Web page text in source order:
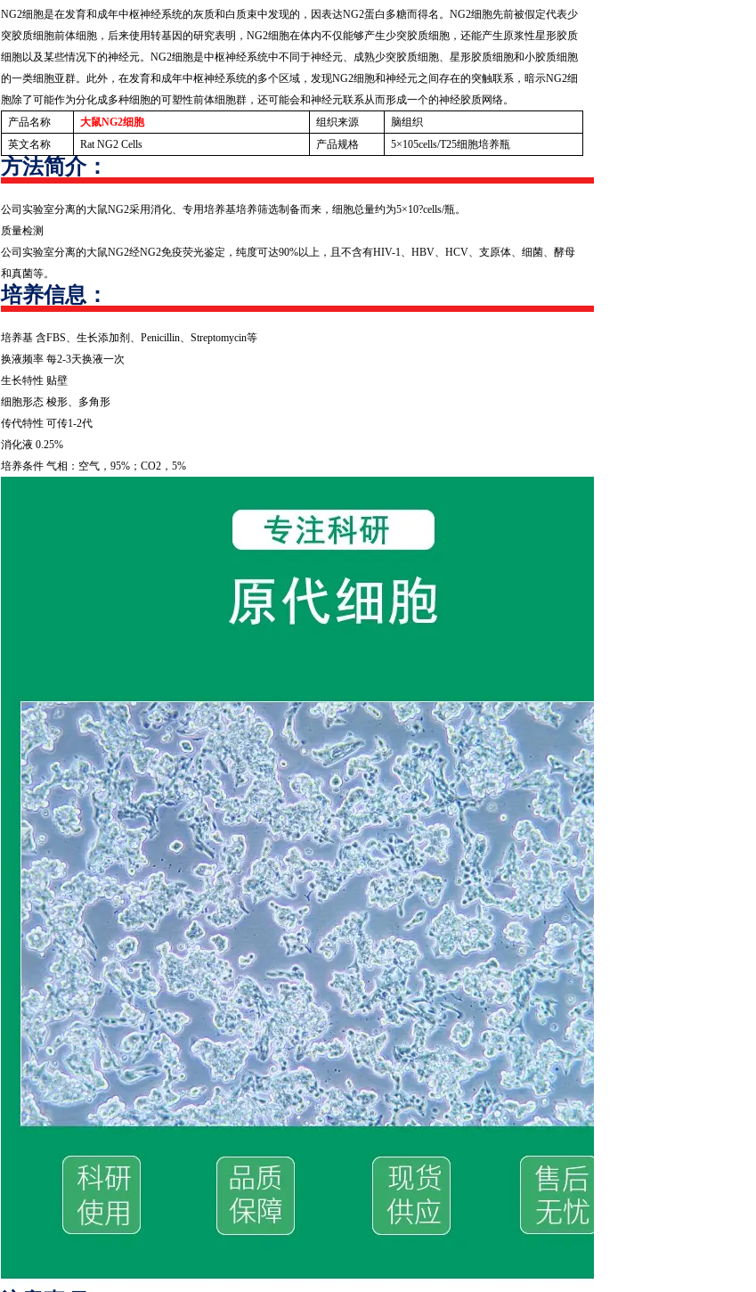
NG2细胞是在发育和成年中枢神经系统的灰质和白质束中发现的，因表达NG2蛋白多糖而得名。 NG2细胞先前被假定代表少
突胶质细胞前体细胞，后来使用转基因的研究表明， NG2细胞在体内不仅能够产生少突胶质细胞，还能产生原浆性星形胶质
细胞以及某些情况下的神经元。 NG2细胞是中枢神经系统中不同于神经元、成熟少突胶质细胞、星形胶质细胞和小胶质细胞
的一类细胞亚群。此外，在发育和成年中枢神经系统的多个区域，发现NG2细胞和神经元之间存在的突触联系，暗示NG2细
胞除了可能作为分化成多种细胞的可塑性前体细胞群，还可能会和神经元联系从而形成一个的神经胶质网络。
产品名称
大鼠NG2细胞 组织来源
脑组织
英文名称
Rat NG2 Cells 产品规格 5×105cells/T25细胞培养瓶
方法简介：
公司实验室分离的大鼠NG2采用消化、专用培养基培养筛选制备而来，细胞总量约为5×10?cells/瓶。
质量检测
公司实验室分离的大鼠NG2经NG2免疫荧光鉴定，纯度可达90%以上，且不含有HIV-1、 HBV、 HCV、支原体、细菌、酵母
和真菌等。
培养信息：
培养基 含FBS、生长添加剂、 Penicillin、 Streptomycin等
换液频率 每2-3天换液一次
生长特性 贴壁
细胞形态 梭形、多角形
传代特性 可传1-2代
消化液 0.25%
培养条件 气相：空气， 95% ； CO2 ， 5%